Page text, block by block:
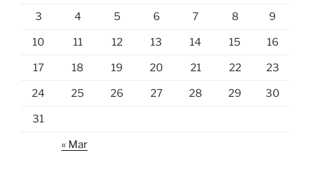
3 4 5 6 7 8 9
10 11 12 13 14 15 16
17 18 19 20 21 22 23
24 25 26 27 28 29 30
31
« Mar